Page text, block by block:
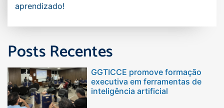
aprendizado!
Posts Recentes
GGTICCE promove formação
executiva em ferramentas de
inteligência artificial